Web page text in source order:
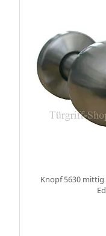
Knopf 5630